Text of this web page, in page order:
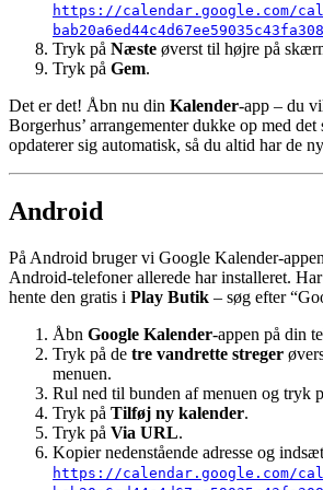
https://calendar.google.com/
Tryk på Næste øverst til højre på
Tryk på Gem.
Det er det! Åbn nu din Kalender-app – du
Borgerhus’ arrangementer dukke op med det
opdaterer sig automatisk, så du altid har de
Android
På Android bruger vi Google Kalender-
Android-telefoner allerede har installeret.
hente den gratis i Play Butik – søg efter
Åbn Google Kalender-appen på din
Tryk på de tre vandrette streger
menuen.
Rul ned til bunden af menuen og tryk
Tryk på Tilføj ny kalender.
Tryk på Via URL.
Kopier nedenstående adresse og
https://calendar.google.com/